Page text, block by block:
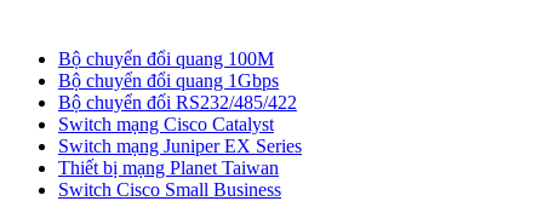
Bộ chuyển đổi quang 100M
Bộ chuyển đổi quang 1Gbps
Bộ chuyển đối RS232/485/422
Switch mạng Cisco Catalyst
Switch mạng Juniper EX Series
Thiết bị mạng Planet Taiwan
Switch Cisco Small Business